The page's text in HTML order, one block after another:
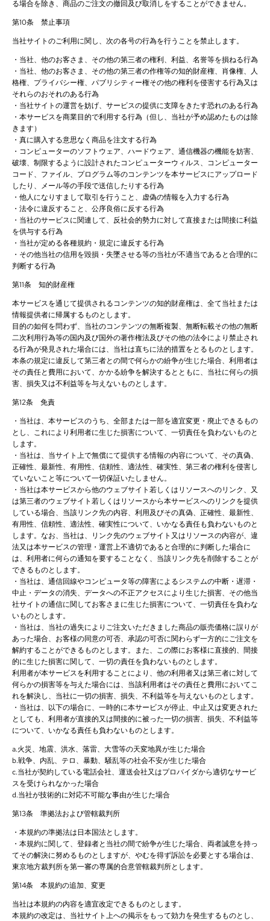
る場合を除き、商品のご注文の撤回及び取消しをすることができません。
第10条 禁止事項
当社サイトのご利用に関し、次の各号の行為を行うことを禁止します。
・当社、他のお客さま、その他の第三者の権利、利益、名誉等を損ねる行為
・当社、他のお客さま、その他の第三者の作権等の知的財産権、肖像権、人
格権、プライバシー権、パブリシティー権その他の権利を侵害する行為又は
それらのおそれのある行為
・当社サイトの運営を妨げ、サービスの提供に支障をきたす恐れのある行為
・本サービスを商業目的で利用する行為（但し、当社が予め認めたものは除
きます）
・真に購入する意思なく商品を注文する行為
・コンピューターのソフトウェア、ハードウェア、通信機器の機能を妨害、
破壊、制限するように設計されたコンピューターウィルス、コンピューター
コード、ファイル、プログラム等のコンテンツを本サービスにアップロード
したり、メール等の手段で送信したりする行為
・他人になりすまして取引を行うこと、虚偽の情報を入力する行為
・法令に違反すること、公序良俗に反する行為
・当社のサービスに関連して、反社会的勢力に対して直接または間接に利益
を供与する行為
・当社が定める各種規約・規定に違反する行為
・その他当社の信用を毀損・失墜させる等の当社が不適当であると合理的に
判断する行為
第11条 知的財産権
本サービスを通じて提供されるコンテンツの知的財産権は、全て当社または
情報提供者に帰属するものとします。
目的の如何を問わず、当社のコンテンツの無断複製、無断転載その他の無断
二次利用行為等の国内及び国外の著作権法及びその他の法令により禁止され
る行為が発見された場合には、当社は直ちに法的措置をとるものとします。
本条の規定に違反して第三者との間で何らかの紛争が生じた場合、利用者は
その責任と費用において、かかる紛争を解決するとともに、当社に何らの損
害、損失又は不利益等を与えないものとします。
第12条 免責
・当社は、本サービスのうち、全部または一部を適宜変更・廃止できるもの
とし、これにより利用者に生じた損害について、一切責任を負わないものと
します。
・当社は、当サイト上で無償にて提供する情報の内容について、その真偽、
正確性、最新性、有用性、信頼性、適法性、確実性、第三者の権利を侵害し
ていないこと等について一切保証いたしません。
・当社は本サービスから他のウェブサイト若しくはリソースへのリンク、又
は第三者のウェブサイト若しくはリソースから本サービスへのリンクを提供
している場合、当該リンク先の内容、利用及びその真偽、正確性、最新性、
有用性、信頼性、適法性、確実性について、いかなる責任も負わないものと
します。なお、当社は、リンク先のウェブサイト又はリソースの内容が、違
法又は本サービスの管理・運営上不適切であると合理的に判断した場合に
は、利用者に何らの通知を要することなく、当該リンク先を削除することが
できるものとします。
・当社は、通信回線やコンピュータ等の障害によるシステムの中断・遅滞・
中止・データの消失、データへの不正アクセスにより生じた損害、その他当
社サイトの通信に関してお客さまに生じた損害について、一切責任を負わな
いものとします。
・当社は、当社の過失によりご注文いただきました商品の販売価格に誤りが
あった場合、お客様の同意の可否、承認の可否に関わらず一方的にご注文を
解約することができるものとします。また、この際にお客様に直接的、間接
的に生じた損害に関して、一切の責任を負わないものとします。
利用者が本サービスを利用することにより、他の利用者又は第三者に対して
何らかの損害等を与えた場合には、当該利用者はその責任と費用においてこ
れを解決し、当社に一切の損害、損失、不利益等を与えないものとします。
・当社は、以下の場合に、一時的に本サービスが停止、中止又は変更された
としても、利用者が直接的又は間接的に被った一切の損害、損失、不利益等
について、いかなる責任も負わないものとします。
a.火災、地震、洪水、落雷、大雪等の天変地異が生じた場合
b.戦争、内乱、テロ、暴動、騒乱等の社会不安が生じた場合
c.当社が契約している電話会社、運送会社又はプロバイダから適切なサービ
スを受けられなかった場合
d.当社が技術的に対応不可能な事由が生じた場合
第13条 準拠法および管轄裁判所
・本規約の準拠法は日本国法とします。
・本規約に関して、登録者と当社の間で紛争が生じた場合、両者誠意を持っ
てその解決に努めるものとしますが、やむを得ず訴訟を必要とする場合は、
東京地方裁判所を第一審の専属的合意管轄裁判所とします。
第14条 本規約の追加、変更
当社は本規約の内容を適宜改定できるものとします。
本規約の改定は、当社サイト上への掲示をもって効力を発生するものとし、